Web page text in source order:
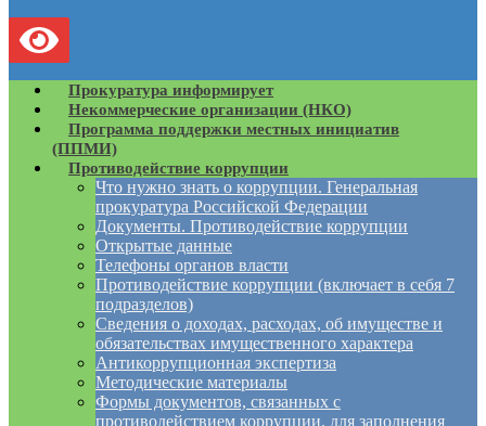
Прокуратура информирует
Некоммерческие организации (НКО)
Программа поддержки местных инициатив
(ППМИ)
Противодействие коррупции
Что нужно знать о коррупции. Генеральная
прокуратура Российской Федерации
Документы. Противодействие коррупции
Открытые данные
Телефоны органов власти
Противодействие коррупции (включает в себя 7
подразделов)
Сведения о доходах, расходах, об имуществе и
обязательствах имущественного характера
Антикоррупционная экспертиза
Методические материалы
Формы документов, связанных с
противодействием коррупции, для заполнения